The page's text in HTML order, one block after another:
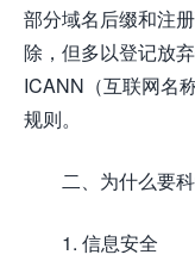
部分域名后缀和注
除，但多以登记放
ICANN（互联网名
规则。
二、为什么要
1. 信息安全